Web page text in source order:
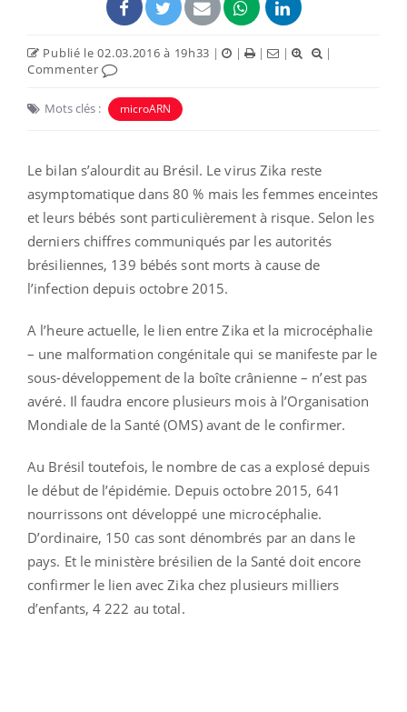
Publié le 02.03.2016 à 19h33 | | | |
|
Commenter
Mots clés : microARN
Le bilan s’alourdit au Brésil. Le virus Zika reste
asymptomatique dans 80 % mais les femmes enceintes
et leurs bébés sont particulièrement à risque. Selon les
derniers chiffres communiqués par les autorités
brésiliennes, 139 bébés sont morts à cause de
l’infection depuis octobre 2015.
A l’heure actuelle, le lien entre Zika et la microcéphalie
– une malformation congénitale qui se manifeste par le
sous-développement de la boîte crânienne – n’est pas
avéré. Il faudra encore plusieurs mois à l’Organisation
Mondiale de la Santé (OMS) avant de le confirmer.
Au Brésil toutefois, le nombre de cas a explosé depuis
le début de l’épidémie. Depuis octobre 2015, 641
nourrissons ont développé une microcéphalie.
D’ordinaire, 150 cas sont dénombrés par an dans le
pays. Et le ministère brésilien de la Santé doit encore
confirmer le lien avec Zika chez plusieurs milliers
d’enfants, 4 222 au total.